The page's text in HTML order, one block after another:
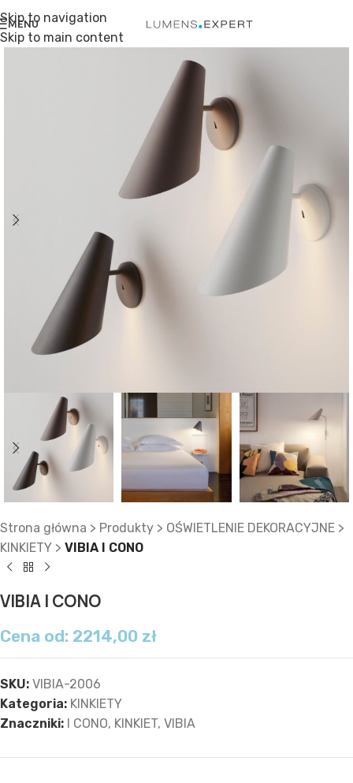
Skip to navigation
Skip to main content
MENU
Strona główna > Produkty > OŚWIETLENIE DEKORACYJNE >
KINKIETY > VIBIA I CONO
VIBIA I CONO
Cena od: 2214,00 zł
SKU: VIBIA-2006
Kategoria: KINKIETY
Znaczniki:
I CONO, KINKIET, VIBIA